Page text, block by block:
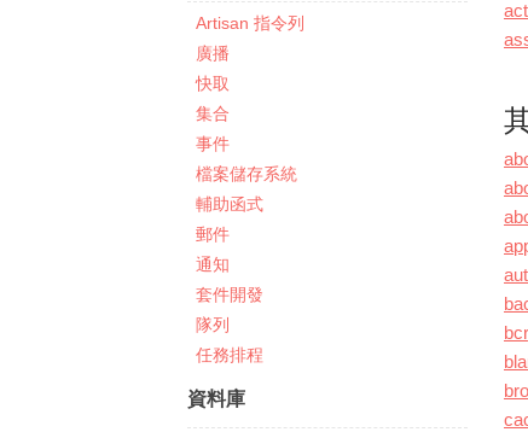
Artisan 指令列
廣播
快取
集合
事件
檔案儲存系統
輔助函式
郵件
通知
套件開發
隊列
任務排程
資料庫